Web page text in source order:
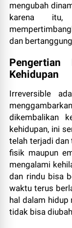
mengubah
karena
dan
Pengertian
Kehidupan
Irreversible
dikembalikan
kehidupan, ini
telah terjadi dan
fisik maupun
mengalami
dan rindu bisa
waktu terus
hal dalam hidup
tidak bisa